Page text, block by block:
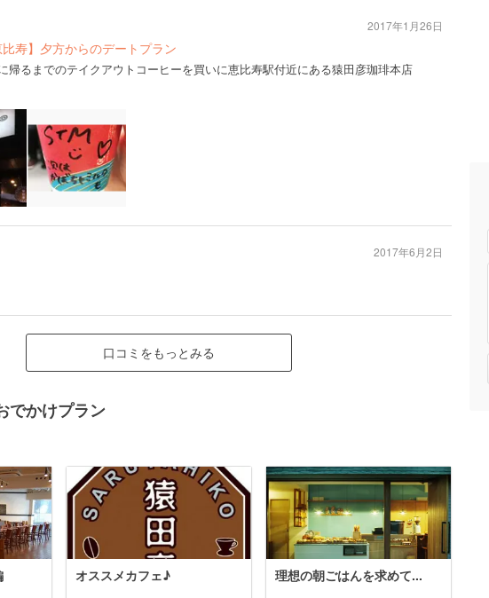
比寿】夕方からのデートプラン
帰るまでのテイクアウトコーヒーを買いに恵比寿駅付近にある猿田彦珈琲本店
2017年1月26日
2017年6月2日
口コミをもっとみる
でかけプラン
オススメカフェ♪ 理想の朝ごはんを求めて...